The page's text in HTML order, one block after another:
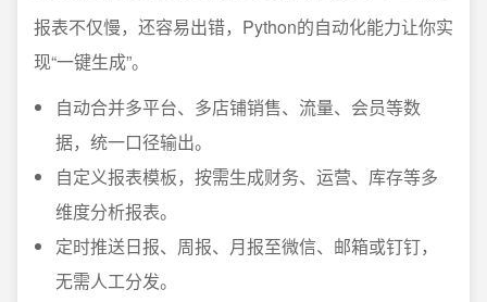
报表不仅慢，还容易出错，Python的自动化能力让你实
现“一键生成”。
自动合并多平台、多店铺销售、流量、会员等数
据，统一口径输出。
自定义报表模板，按需生成财务、运营、库存等多
维度分析报表。
定时推送日报、周报、月报至微信、邮箱或钉钉，
无需人工分发。